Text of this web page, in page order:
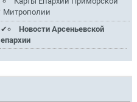
Митрополии
Новости Арсеньевской
епархии